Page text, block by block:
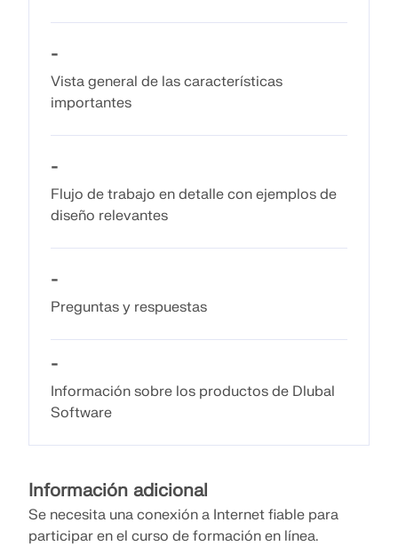
Índice
Primeros pasos
Aplicaciones
Suscripciones y precios
Ejemplos
AEF para conexiones de acero
totalmente integrado en RFEM 6 para flujos de
trabajo estructurales más rápidos y precisos.
-
Vista general de las características
importantes
-
Flujo de trabajo en detalle con ejemplos de
diseño relevantes
-
Preguntas y respuestas
-
Información sobre los productos de Dlubal
Software
Información adicional
Se necesita una conexión a Internet fiable para
participar en el curso de formación en línea.